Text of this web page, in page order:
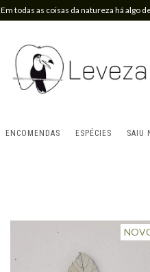
Em todas as coisas da natureza há algo
ENCOMENDAS ESPÉCIES SAIU